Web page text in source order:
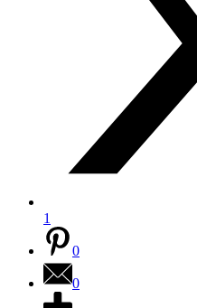
1
0
0